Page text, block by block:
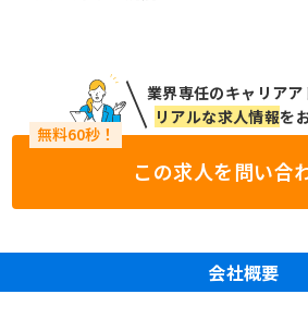
業界専任のキャリア
リアルな求人情報を
この求人を問い合
会社概要